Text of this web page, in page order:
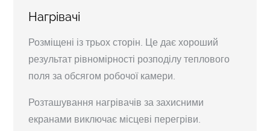
Нагрівачі
Розміщені із трьох сторін. Це дає хороший
результат рівномірності розподілу теплового
поля за обсягом робочої камери.
Розташування нагрівачів за захисними
екранами виключає місцеві перегріви.